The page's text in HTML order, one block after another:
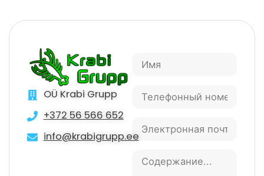
OÜ Krabi Grupp
+372 56 566 652
info@krabigrupp.ee